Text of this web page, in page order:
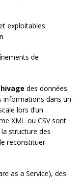
exploitables
de
des données.
informations dans un
lors d’un
XML ou CSV sont
structure des
reconstituer
as a Service), des